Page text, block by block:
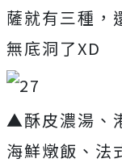
薩就有三種，
無底洞了XD
▲酥皮濃湯、
海鮮燉飯、法